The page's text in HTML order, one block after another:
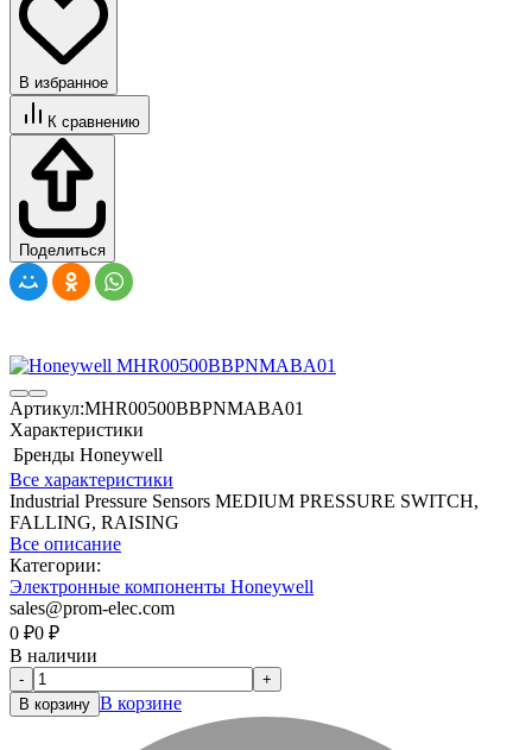
В избранное
К сравнению
Поделиться
Артикул:MHR00500BBPNMABA01
Характеристики
Бренды Honeywell
Все характеристики
Industrial Pressure Sensors MEDIUM PRESSURE SWITCH,
FALLING, RAISING
Все описание
Категории:
Электронные компоненты Honeywell
sales@prom-elec.com
0 ₽0 ₽
В наличии
-
+
В корзину В корзине